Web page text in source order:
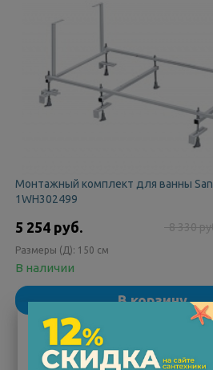
Монтажный комплект для ванны
1WH302499
5 254 руб. 8 330
Размеры (Д): 150 см
В наличии
В корзину